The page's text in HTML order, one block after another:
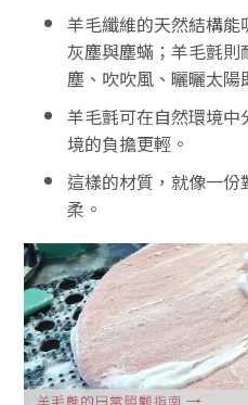
羊毛纖維的天然結構
灰塵與塵蟎；羊毛氈
塵、吹吹風、曬曬太陽
羊毛氈可在自然環境
境的負擔更輕。
這樣的材質，就像一
柔。